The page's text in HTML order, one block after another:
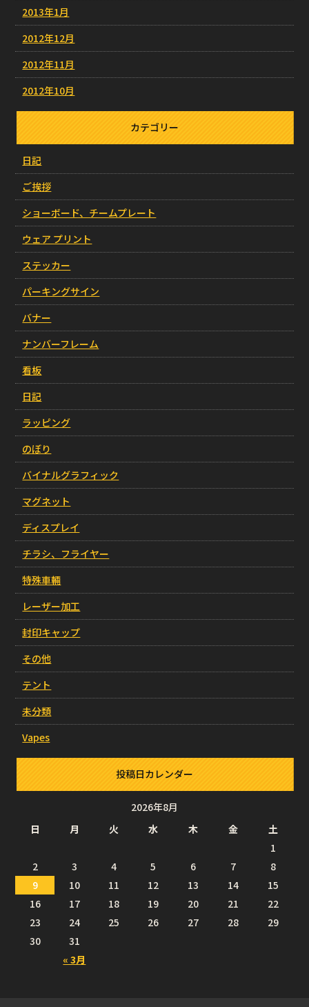
2013年1月
2012年12月
2012年11月
2012年10月
カテゴリー
日記
ご挨拶
ショーボード、チームプレート
ウェア プリント
ステッカー
パーキングサイン
バナー
ナンバーフレーム
看板
日記
ラッピング
のぼり
バイナルグラフィック
マグネット
ディスプレイ
チラシ、フライヤー
特殊車輛
レーザー加工
封印キャップ
その他
テント
未分類
Vapes
投稿日カレンダー
2026年8月
日
月 火 水 木 金 土
« 3月
1
2
3 4 5 6 7
8
9
10 11 12 13 14
15
16
17 18 19 20 21
22
23
24 25 26 27 28
29
30
31